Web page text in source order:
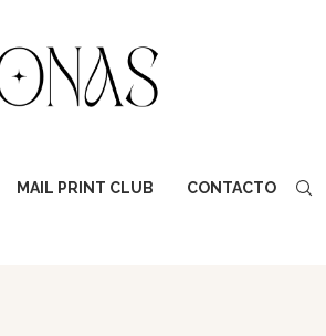
MAIL PRINT CLUB CONTACTO